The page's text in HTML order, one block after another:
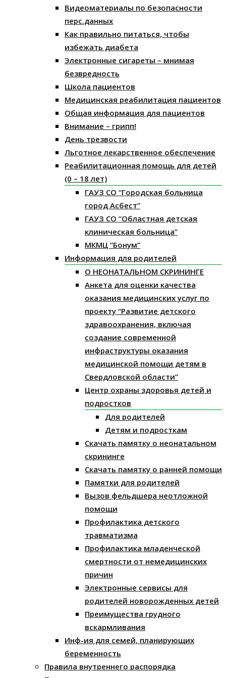
Видеоматериалы по безопасности
перс.данных
Как правильно питаться, чтобы
избежать диабета
Электронные сигареты – мнимая
безвредность
Школа пациентов
Медицинская реабилитация пациентов
Общая информация для пациентов
Внимание – грипп!
День трезвости
Льготное лекарственное обеспечение
Реабилитационная помощь для детей
(0 – 18 лет)
ГАУЗ СО “Городская больница
город Асбест”
ГАУЗ СО “Областная детская
клиническая больница”
МКМЦ “Бонум”
Информация для родителей
О НЕОНАТАЛЬНОМ СКРИНИНГЕ
Анкета для оценки качества
оказания медицинских услуг по
проекту “Развитие детского
здравоохранения, включая
создание современной
инфраструктуры оказания
медицинской помощи детям в
Свердловской области”
Центр охраны здоровья детей и
подростков
Для родителей
Детям и подросткам
Скачать памятку о неонатальном
скрининге
Скачать памятку о ранней помощи
Памятки для родителей
Вызов фельдшера неотложной
помощи
Профилактика детского
травматизма
Профилактика младенческой
смертности от немедицинских
причин
Электронные сервисы для
родителей новорожденных детей
Преимущества грудного
вскармливания
Инф-ия для семей, планирующих
беременность
Правила внутреннего распорядка